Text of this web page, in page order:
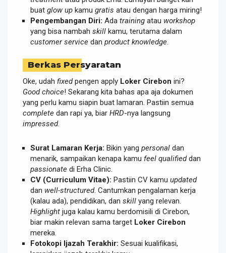
buat glow up kamu gratis atau dengan harga miring!
Pengembangan Diri: Ada training atau workshop
yang bisa nambah skill kamu, terutama dalam
customer service dan product knowledge
Berkas Persyaratan
Oke, udah fixedpengen apply Loker Cirebon ini?
Good choice! Sekarang kita bahas apa aja dokumen
yang perlu kamu siapin buat lamaran. Pastiin semua
complete dan rapi ya, biar HRD-nya langsung
impressed.
Surat Lamaran Kerja: Bikin yang personal dan
menarik, sampaikan kenapa kamu feel qualifieddan
passionate di Erha Clinic.
CV (Curriculum Vitae): Pastiin CV kamu updated
dan well-structured. Cantumkan pengalaman kerja
(kalau ada), pendidikan, dan skill yang relevan.
Highlight juga kalau kamu berdomisili di Cirebon,
biar makin relevan sama target Loker Cirebon
mereka.
Fotokopi Ijazah Terakhir: Sesuai kualifikasi,